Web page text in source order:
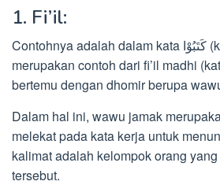
1. Fi’il:
Contohnya adalah dalam kata كَتَبُوْا (katabuu), yang
merupakan contoh dari fi’il madhi
bertemu dengan dhomir berupa
Dalam hal ini, wawu jamak
melekat pada kata kerja untuk
kalimat adalah kelompok orang
tersebut.